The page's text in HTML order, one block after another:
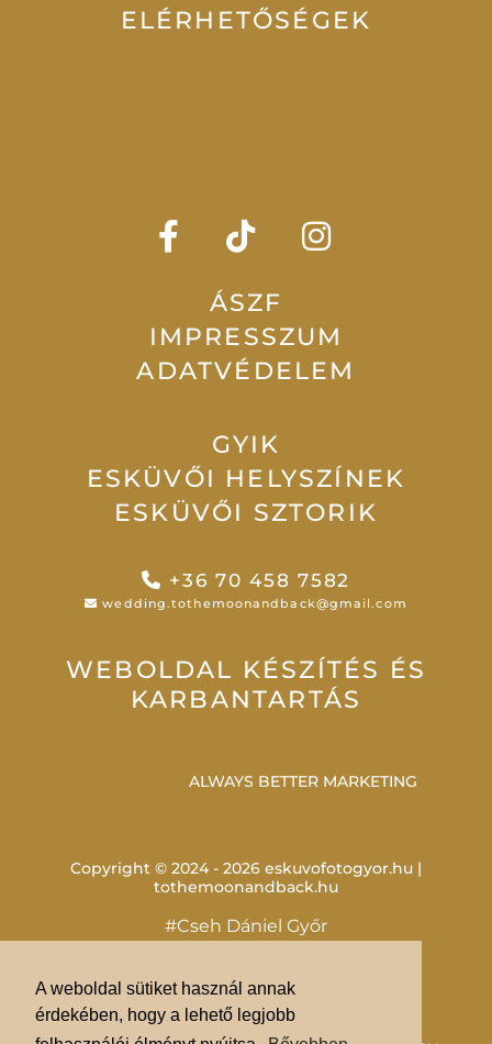
A weboldal sütiket használ annak
érdekében, hogy a lehető legjobb
ELÉRHETŐSÉGEK
ÁSZF
IMPRESSZUM
ADATVÉDELEM
GYIK
ESKÜVŐI HELYSZÍNEK
ESKÜVŐI SZTORIK
+36 70 458 7582
wedding.tothemoonandback@gmail.com
WEBOLDAL KÉSZÍTÉS ÉS
KARBANTARTÁS
ALWAYS BETTER MARKETING
Copyright © 2024 - 2026 eskuvofotogyor.hu |
tothemoonandback.hu
#Cseh Dániel Győr
#Templomi szertartás Kristály Étterem
#Tortavágás Esztergom